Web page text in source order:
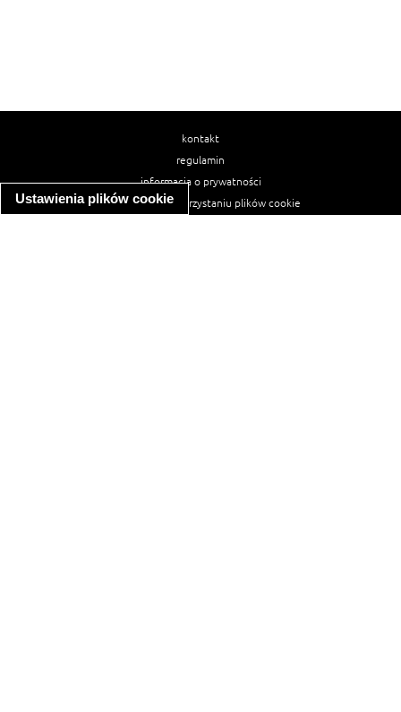
Ustawienia plików cookie
kontakt
regulamin
informacja o prywatności
informacja o wykorzystaniu plików cookie